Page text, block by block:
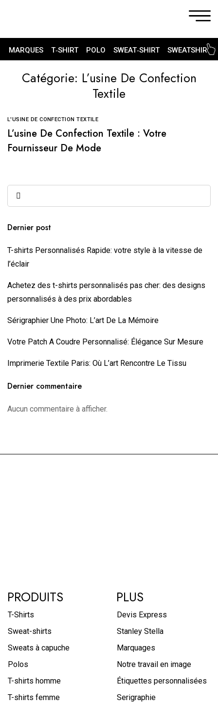
MARQUES T‑SHIRT POLO SWEAT‑SHIRT SWEATSHIRT
Catégorie: L’usine De Confection
Textile
L'USINE DE CONFECTION TEXTILE
L’usine De Confection Textile : Votre
Fournisseur De Mode
Dernier post
T-shirts Personnalisés Rapide: votre style à la vitesse de
l’éclair
Achetez des ⁠t-shirts personnalisés pas cher: des designs
personnalisés à des prix abordables
Sérigraphier Une Photo: L’art De La Mémoire
Votre Patch A Coudre Personnalisé: Élégance Sur Mesure
Imprimerie Textile Paris: Où L’art Rencontre Le Tissu
Dernier commentaire
Aucun commentaire à afficher.
PRODUITS
T-Shirts
Sweat-shirts
Sweats à capuche
Polos
T-shirts homme
T-shirts femme
PLUS
Devis Express
Stanley Stella
Marquages
Notre travail en image
Étiquettes personnalisées
Serigraphie